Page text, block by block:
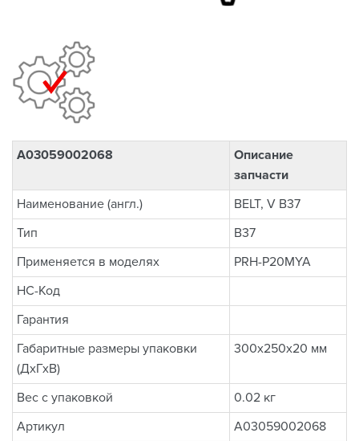
A03059002068
Описание
запчасти
Наименование (англ.)
BELT, V B37
Тип
B37
Применяется в моделях
PRH-P20MYA
НС-Код
Гарантия
Габаритные размеры упаковки
(ДхГхВ)
300x250x20 мм
Вес с упаковкой
0.02 кг
Артикул
A03059002068